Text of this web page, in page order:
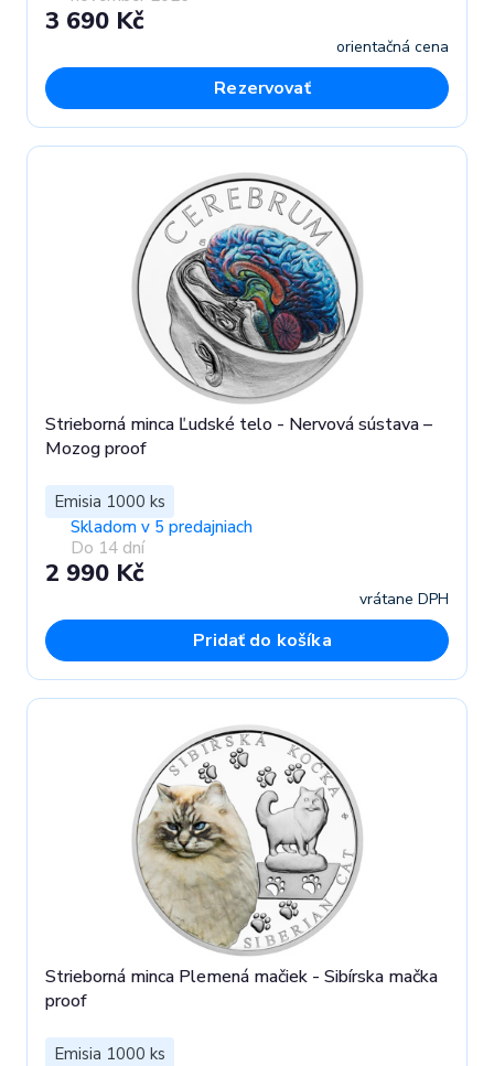
3 690 Kč
orientačná cena
Rezervovať
Strieborná minca Ľudské telo - Nervová sústava –
Mozog proof
Emisia 1000 ks
Skladom v 5 predajniach
Do 14 dní
2 990 Kč
vrátane DPH
Pridať do košíka
Strieborná minca Plemená mačiek - Sibírska mačka
proof
Emisia 1000 ks